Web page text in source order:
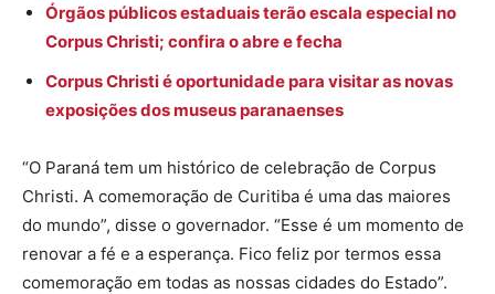
Órgãos públicos estaduais terão escala especial no
Corpus Christi; confira o abre e fecha
Corpus Christi é oportunidade para visitar as novas
exposições dos museus paranaenses
“O Paraná tem um histórico de celebração de Corpus
Christi. A comemoração de Curitiba é uma das maiores
do mundo”, disse o governador. “Esse é um momento de
renovar a fé e a esperança. Fico feliz por termos essa
comemoração em todas as nossas cidades do Estado”.